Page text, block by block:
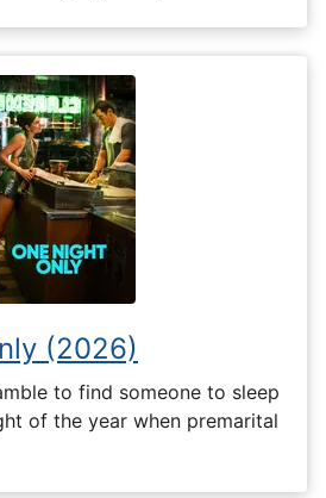
(2026)
to find someone to sleep
of the year when premarital